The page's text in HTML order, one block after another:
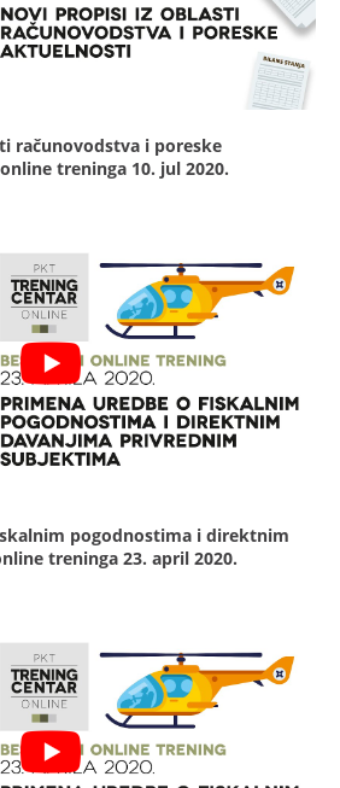
računovodstva i poreske
treninga 10. jul 2020.
pogodnostima i direktnim
treninga 23. april 2020.